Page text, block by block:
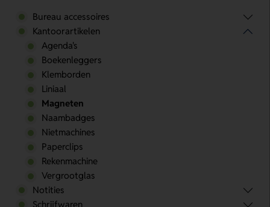
Bureau accessoires
Kantoorartikelen
Agenda's
Boekenleggers
Klemborden
Liniaal
Magneten
Naambadges
Nietmachines
Paperclips
Rekenmachine
Vergrootglas
Notities
Schrijfwaren